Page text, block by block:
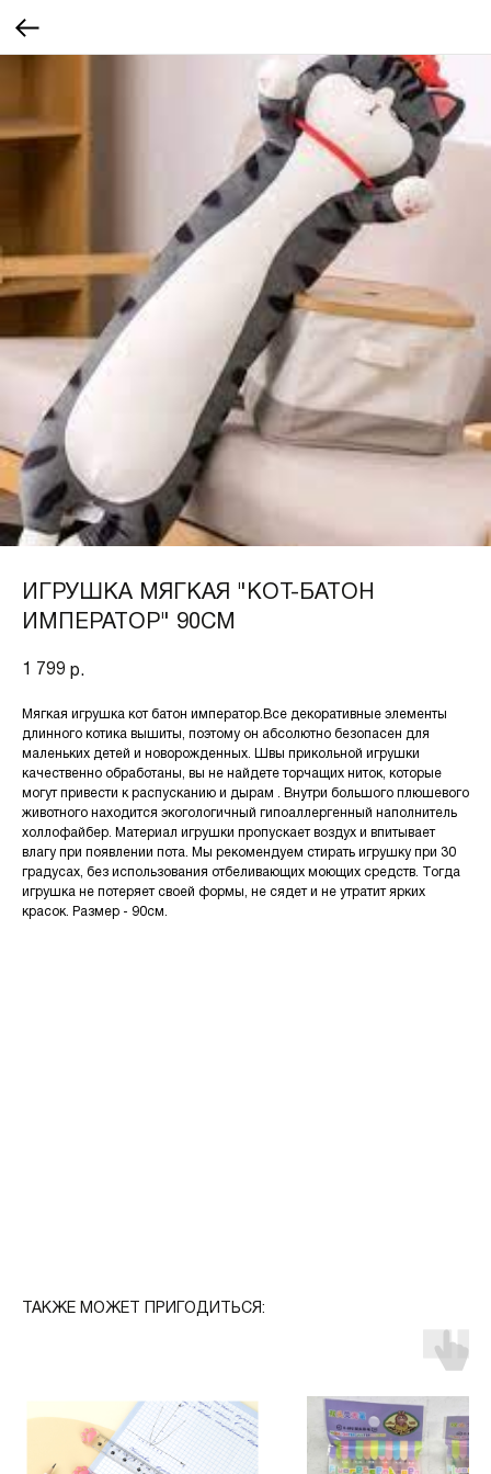
ИГРУШКА МЯГКАЯ "КОТ-БАТОН
ИМПЕРАТОР" 90СМ
1 799 р.
Мягкая игрушка кот батон император.Все декоративные элементы
длинного котика вышиты, поэтому он абсолютно безопасен для
маленьких детей и новорожденных. Швы прикольной игрушки
качественно обработаны, вы не найдете торчащих ниток, которые
могут привести к распусканию и дырам . Внутри большого плюшевого
животного находится экогологичный гипоаллергенный наполнитель
холлофайбер. Материал игрушки пропускает воздух и впитывает
влагу при появлении пота. Мы рекомендуем стирать игрушку при 30
градусах, без использования отбеливающих моющих средств. Тогда
игрушка не потеряет своей формы, не сядет и не утратит ярких
красок. Размер - 90см.
ТАКЖЕ МОЖЕТ ПРИГОДИТЬСЯ: